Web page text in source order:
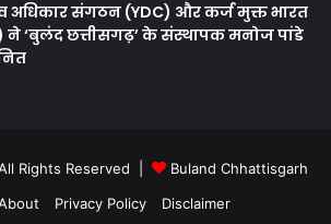
अधिकार संगठन (YDC) और कर्ज मुक्त भारत
ने ‘बुलंद छत्तीसगढ़’ के संस्थापक मनोज पांडे
Rights Reserved |
Buland Chhattisgarh
Privacy Policy Disclaimer